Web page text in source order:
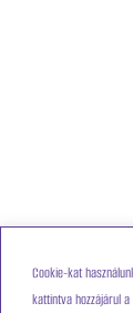
Cookie-kat
kattintva hozzájárul